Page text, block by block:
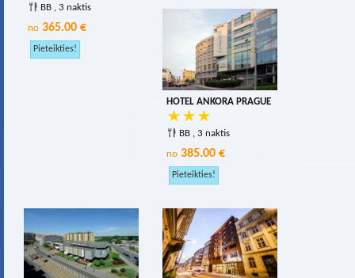
BB , 3 naktis
no 365.00 €
HOTEL ANKORA PRAGUE
BB , 3 naktis
no 385.00 €